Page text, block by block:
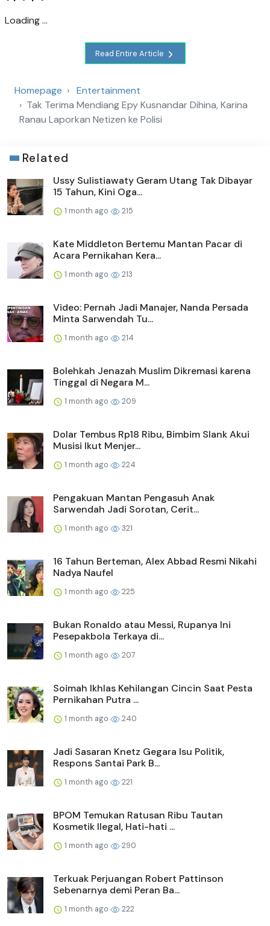
Loading ...
Read Entire Article
Homepage
Entertainment
Tak Terima Mendiang Epy Kusnandar Dihina, Karina
Ranau Laporkan Netizen ke Polisi
Related
Ussy Sulistiawaty Geram Utang Tak Dibayar
15 Tahun, Kini Oga...
1 month ago 215
Kate Middleton Bertemu Mantan Pacar di
Acara Pernikahan Kera...
1 month ago 213
Video: Pernah Jadi Manajer, Nanda Persada
Minta Sarwendah Tu...
1 month ago 214
Bolehkah Jenazah Muslim Dikremasi karena
Tinggal di Negara M...
1 month ago 209
Dolar Tembus Rp18 Ribu, Bimbim Slank Akui
Musisi Ikut Menjer...
1 month ago 224
Pengakuan Mantan Pengasuh Anak
Sarwendah Jadi Sorotan, Cerit...
1 month ago 321
16 Tahun Berteman, Alex Abbad Resmi Nikahi
Nadya Naufel
1 month ago 225
Bukan Ronaldo atau Messi, Rupanya Ini
Pesepakbola Terkaya di...
1 month ago 207
Soimah Ikhlas Kehilangan Cincin Saat Pesta
Pernikahan Putra ...
1 month ago 240
Jadi Sasaran Knetz Gegara Isu Politik,
Respons Santai Park B...
1 month ago 221
BPOM Temukan Ratusan Ribu Tautan
Kosmetik Ilegal, Hati-hati ...
1 month ago 290
Terkuak Perjuangan Robert Pattinson
Sebenarnya demi Peran Ba...
1 month ago 222